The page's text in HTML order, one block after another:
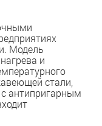
Модель
и
стали,
антипригарным